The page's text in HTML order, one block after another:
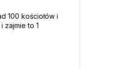
100 kościołów i
zajmie to 1